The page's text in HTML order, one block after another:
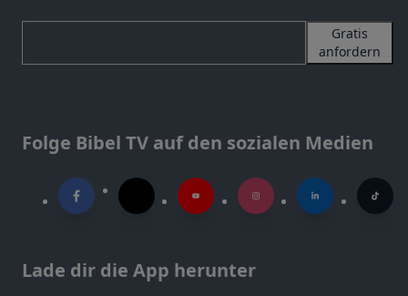
Gratis
anfordern
Folge Bibel TV auf den sozialen Medien
Lade dir die App herunter